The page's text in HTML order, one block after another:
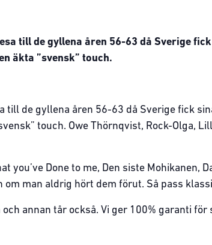
till de gyllena åren 56-63 då Sverige fick
äkta ”svensk” touch.
de gyllena åren 56-63 då Sverige fick
touch. Owe Thörnqvist, Rock-Olga,
you’ve Done to me, Den siste Mohikanen,
man aldrig hört dem förut. Så pass
annan tår också. Vi ger 100% garanti